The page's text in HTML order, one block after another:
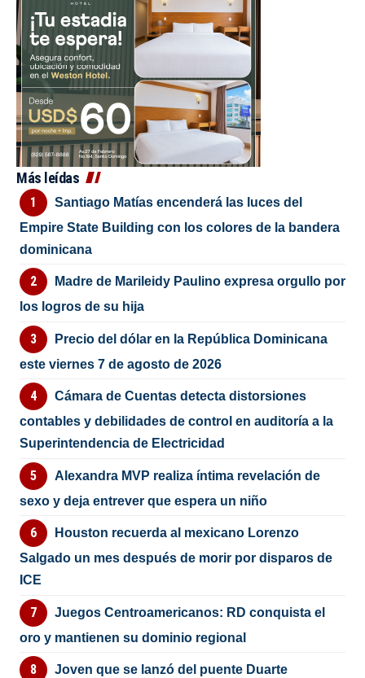
Más leídas
Santiago Matías encenderá las luces del
Empire State Building con los colores de la bandera
dominicana
Madre de Marileidy Paulino expresa orgullo por
los logros de su hija
Precio del dólar en la República Dominicana
este viernes 7 de agosto de 2026
Cámara de Cuentas detecta distorsiones
contables y debilidades de control en auditoría a la
Superintendencia de Electricidad
Alexandra MVP realiza íntima revelación de
sexo y deja entrever que espera un niño
Houston recuerda al mexicano Lorenzo
Salgado un mes después de morir por disparos de
ICE
Juegos Centroamericanos: RD conquista el
oro y mantienen su dominio regional
Joven que se lanzó del puente Duarte